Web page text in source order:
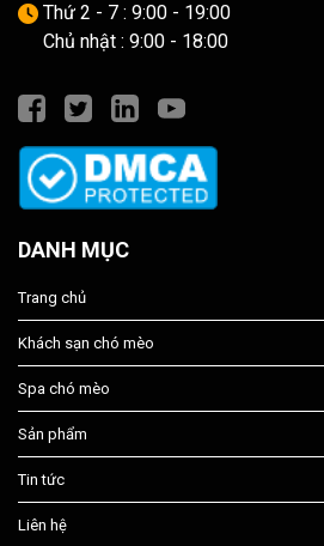
Thứ 2 - 7 : 9:00 - 19:00
Chủ nhật : 9:00 - 18:00
DANH MỤC
Trang chủ
Khách sạn chó mèo
Spa chó mèo
Sản phẩm
Tin tức
Liên hệ